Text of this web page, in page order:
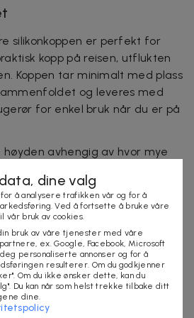
silikonkoppen er perfekt for
kopp på reisen, utflukten
Koppen tar minimalt med plass
og leveres med
for enkel bruk når du er på
høyden avhengig av hvor mye
samtidig som den tåler
oppvaskmaskin. Koppen finnes
blå, og fargen sendes tilfeldig.
for camping, vandring og
dine valg
å analysere trafikken vår og for å
Ved å fortsette å bruke våre
vår bruk av cookies.
bruk av våre tjenester med våre
ex. Google, Facebook, Microsoft
personaliserte annonser og for å
resulterer. Om du godkjenner
Om du ikke ønsker dette, kan du
Du kan når som helst trekke tilbake ditt
dine.